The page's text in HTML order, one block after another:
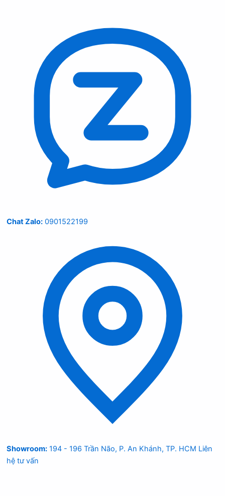
Chat Zalo: 0901522199
Showroom: 194 - 196 Trần Não, P. An Khánh, TP. HCM Liên
hệ tư vấn